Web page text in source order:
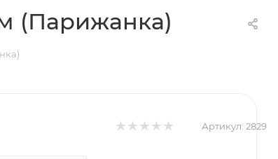
(Парижанка)
Артикул: 2829